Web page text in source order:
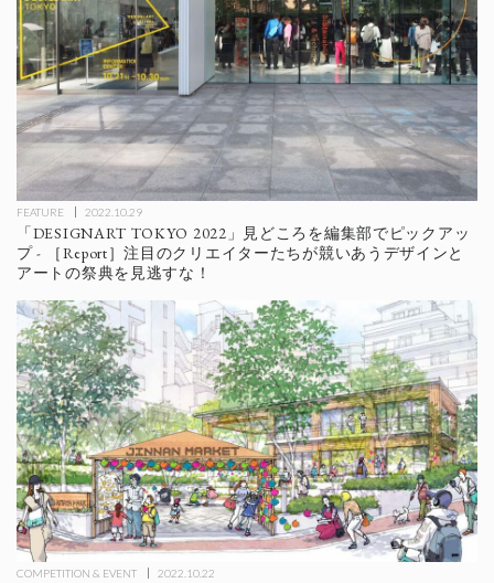
FEATURE 2022.10.29
「DESIGNART TOKYO 2022」見どころを編集部でピックアッ
プ - ［Report］注目のクリエイターたちが競いあうデザインと
アートの祭典を見逃すな！
COMPETITION & EVENT 2022.10.22